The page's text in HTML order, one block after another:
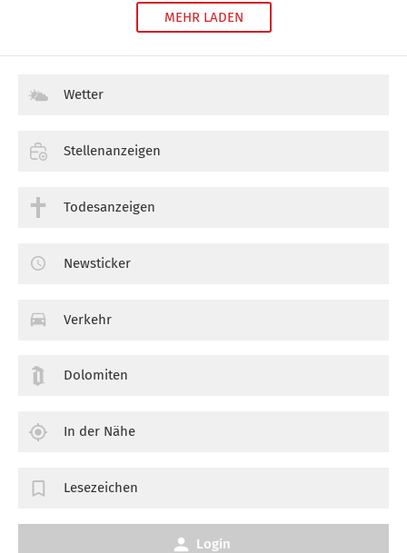
MEHR LADEN
Wetter
Stellenanzeigen
Todesanzeigen
Newsticker
Verkehr
Dolomiten
In der Nähe
Lesezeichen
Login